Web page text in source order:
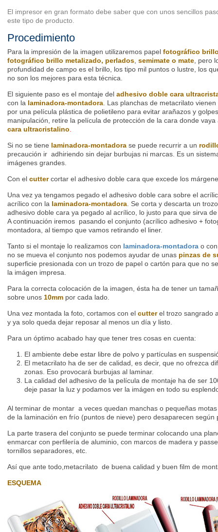
El impresor en gran formato debe saber que con unos sencillos
este tipo de producto.
Procedimiento
Para la impresión de la imagen utilizaremos papel fotográfico
fotográfico brillo metalizado, perlados semimate o mate , pero
profundidad de campo es el brillo, los tipo mil puntos o lustre, los
no son los mejores para esta técnica.
El siguiente paso es el montaje del adhesivo doble cara
con la laminadora-montadora . Las planchas de metacrilato
por una película plástica de polietileno para evitar arañazos y
manipulación, retire la película de protección de la cara donde
cara ultracristalino
Si no se tiene laminadora-montadora se puede recurrir a un
precaución ir adhiriendo sin dejar burbujas ni marcas. Es un
imágenes grandes.
Con el cuttercortar el adhesivo doble cara que excede los
Una vez ya tengamos pegado el adhesivo doble cara sobre el
acrílico con la laminadora-montadora . Se corta y descarta un
adhesivo doble cara ya pegado al acrílico, lo justo para que sirva
A continuación iremos pasando el conjunto (acrílico adhesivo +
montadora, al tiempo que vamos retirando el liner.
Tanto si el montaje lo realizamos con laminadora-montadora o
no se mueva el conjunto nos podemos ayudar de unas pinzas de
superficie presionada con un trozo de papel o cartón para que no
la imágen impresa.
Para la correcta colocación de la imagen, ésta ha de tener un
sobre unos 10mm por cada lado.
Una vez montada la foto, cortamos con el cutterel trozo sangrado
y ya solo queda dejar reposar al menos un día y listo.
Para un óptimo acabado hay que tener tres cosas en cuenta:
El ambiente debe estar libre de polvo y partículas en
El metacrilato ha de ser de calidad, es decir, que no ofrezca
zonas. Eso provocará burbujas al laminar.
La calidad del adhesivo de la película de montaje ha de ser
deje pasar la luz y podamos ver la imágen en todo su
Al terminar de montar a veces quedan manchas o pequeñas
de la laminación en frío (puntos de nieve) pero desaparecen según
La parte trasera del conjunto se puede terminar colocando una
enmarcar con perfilería de aluminio, con marcos de madera y
tornillos separadores, etc.
Así que ante todo,metacrilato de buena calidad y buen film de
ESQUEMA